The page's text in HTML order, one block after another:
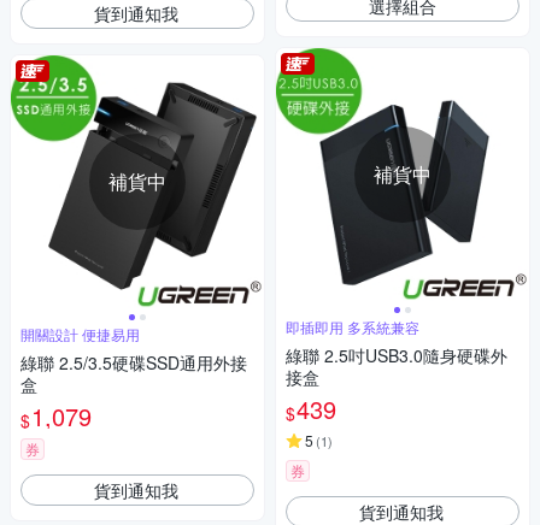
貨到通知我
補貨中
開關設計 便捷易用
綠聯 2.5/3.5硬碟SSD通用外接
盒
$1,079
券
貨到通知我
選擇組合
補貨中
即插即用 多系統兼容
綠聯 2.5吋USB3.0隨身硬碟外
接盒
$439
5 (1)
券
貨到通知我